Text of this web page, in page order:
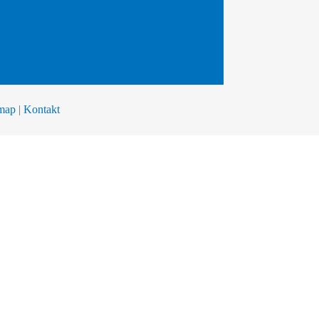
|Kontakt